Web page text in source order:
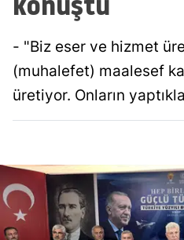
- "Biz eser ve hizmet
(muhalefet) maalesef
üretiyor. Onların